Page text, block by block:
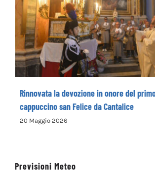
Rinnovata la devozione in onore
santo cappuccino san Felice da
Rinnovata la devozione in onore del primo
cappuccino san Felice da Cantalice